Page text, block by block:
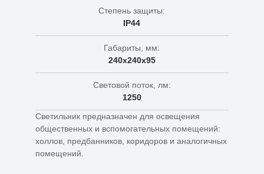
Степень защиты:
IP44
Габариты, мм:
240х240х95
Световой поток, лм:
1250
Светильник предназначен для освещения
общественных и вспомогательных помещений:
холлов, предбанников, коридоров и аналогичных
помещений.